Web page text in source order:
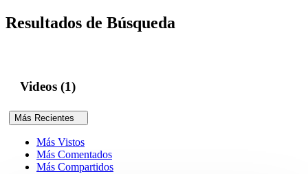
Resultados de Búsqueda
Videos (1)
Más Recientes
Más Vistos
Más Comentados
Más Compartidos